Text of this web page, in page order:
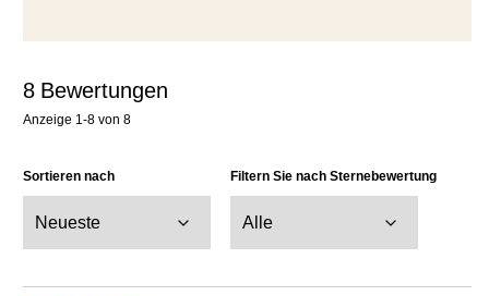
8 Bewertungen
Anzeige 1-8 von 8
Sortieren nach Filtern Sie nach Sternebewertung